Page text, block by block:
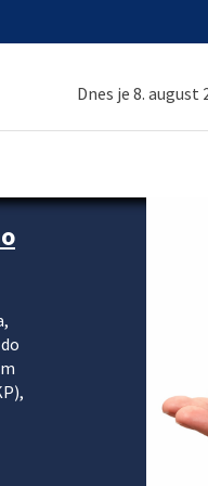
Dnes je 8. august